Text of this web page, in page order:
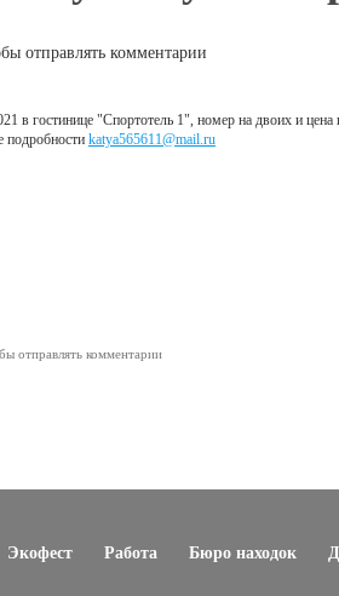
отправлять комментарии
в гостинице "Спортотель 1", номер на двоих и
подробности katya565611@mail.ru
отправлять комментарии
Экофест Работа Бюро находок